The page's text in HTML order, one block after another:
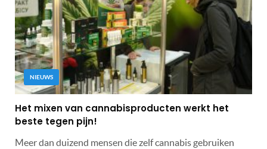
NIEUWS
Het mixen van cannabisproducten werkt het
beste tegen pijn!
Meer dan duizend mensen die zelf cannabis gebruiken